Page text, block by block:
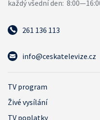
261 136 113
info@ceskatelevize.cz
TV program
Živé vysílání
TV poplatky